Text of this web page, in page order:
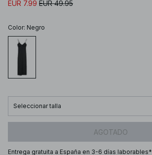
EUR 7.99 EUR 49.95
Color: Negro
Seleccionar talla
AGOTADO
Entrega gratuita a España en 3-6 días laborables*